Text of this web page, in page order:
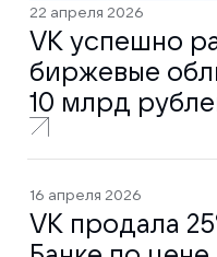
22 апреля 2026
VK успешно
биржевые
10 млрд
16 апреля 2026
VK продала